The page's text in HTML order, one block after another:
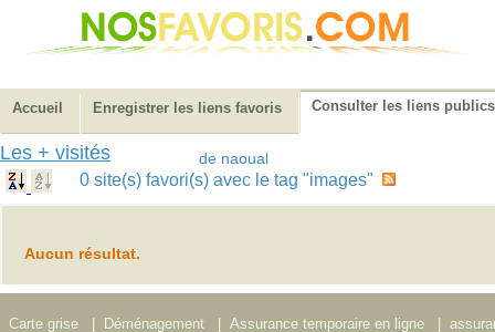
Accueil Enregistrer les liens favoris Consulter les liens publics
Les + visités de naoual
0 site(s) favori(s) avec le tag "images"
Aucun résultat.
Carte grise Déménagement Assurance temporaire en ligne